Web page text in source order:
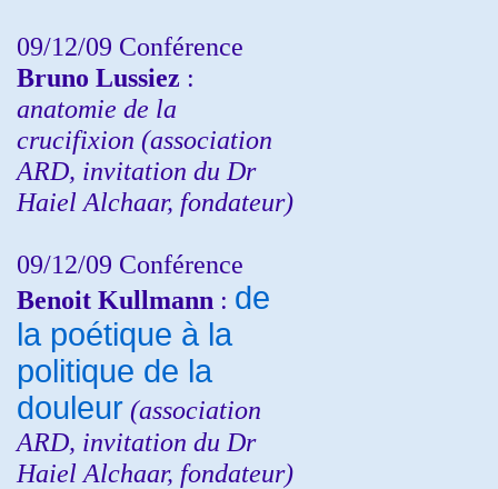
09/12/09 Conférence
Bruno Lussiez :
anatomie de la
crucifixion (association
ARD, invitation du Dr
Haiel Alchaar, fondateur)
09/12/09 Conférence
Benoit Kullmann : de
la poétique à la
politique de la
douleur (association
ARD, invitation du Dr
Haiel Alchaar, fondateur)